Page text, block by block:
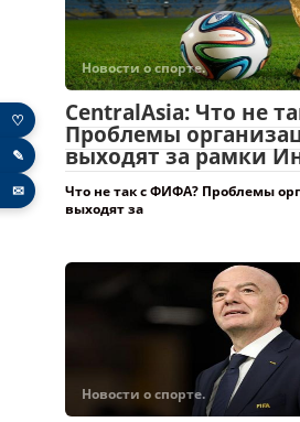
Новости о спорте.
CentralAsia: Что не
Проблемы
выходят за рамки
Что не так с ФИФА? Проблемы
выходят за
Новости о спорте.
♡
✎
✉